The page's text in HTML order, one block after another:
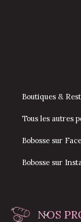
Boutiques &
Tous les autres
Bobosse sur
Bobosse sur
NOS